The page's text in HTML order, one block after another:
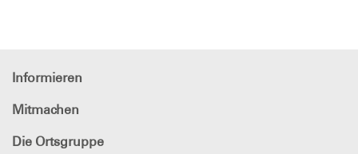
Informieren
Mitmachen
Die Ortsgruppe